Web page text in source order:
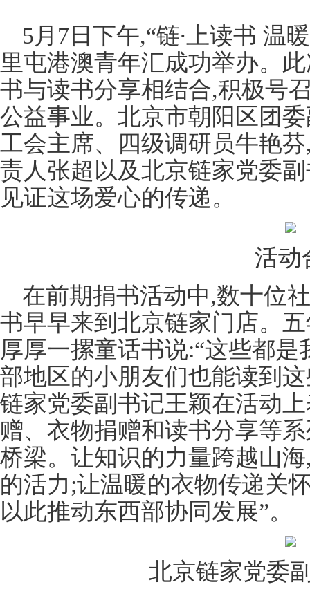
5月7日下午,“链∙上读书 温
里屯港澳青年汇成功举办。
书与读书分享相结合,积极号
公益事业。北京市朝阳区团
工会主席、四级调研员牛艳
责人张超以及北京链家党委
见证这场爱心的传递。
活动
在前期捐书活动中,数十位
书早早来到北京链家门店。
厚厚一摞童话书说:“这些都
部地区的小朋友们也能读到
链家党委副书记王颖在活动
赠、衣物捐赠和读书分享等
桥梁。让知识的力量跨越山
的活力;让温暖的衣物传递关
以此推动东西部协同发展”。
北京链家党委